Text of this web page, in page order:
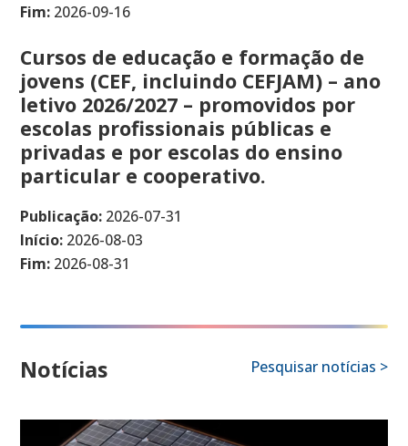
Fim: 2026-09-16
Cursos de educação e formação de
jovens (CEF, incluindo CEFJAM) – ano
letivo 2026/2027 – promovidos por
escolas profissionais públicas e
privadas e por escolas do ensino
particular e cooperativo.
Publicação: 2026-07-31
Início: 2026-08-03
Fim: 2026-08-31
Notícias Pesquisar notícias >